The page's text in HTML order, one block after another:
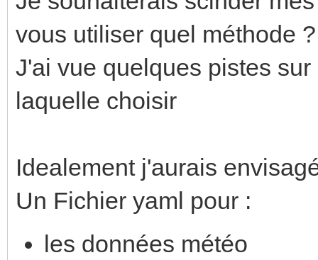
vous utiliser quel méthode ?
J'ai vue quelques pistes
laquelle choisir
Idealement j'aurais
Un Fichier yaml pour :
les données météo